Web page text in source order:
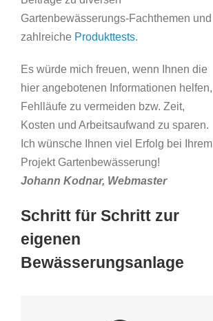
Gartenbewässerungs-Fachthemen und
zahlreiche Produkttests.
Es würde mich freuen, wenn Ihnen die
hier angebotenen Informationen helfen,
Fehlläufe zu vermeiden bzw. Zeit,
Kosten und Arbeitsaufwand zu sparen.
Ich wünsche Ihnen viel Erfolg bei Ihrem
Projekt Gartenbewässerung!
Johann Kodnar, Webmaster
Schritt für Schritt zur
eigenen
Bewässerungsanlage